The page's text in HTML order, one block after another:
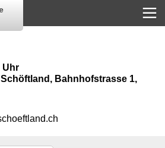
Uhr
, Bahnhofstrasse 1,